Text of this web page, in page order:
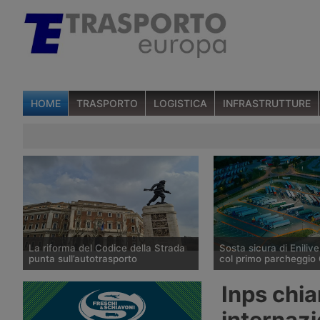
HOME TRASPORTO LOGISTICA INFRASTRUTTURE
La riforma del Codice della Strada
punta sull’autotrasporto
Il ministero dei Trasporti ha
presentato alla fine di luglio 2026 le
linee della riforma del Codice della
Sosta sicura di
col primo parcheggio
Marienkirchen bei
l’autostrada A8
Inps